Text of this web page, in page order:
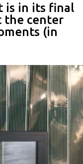
is in its final
the center
(in